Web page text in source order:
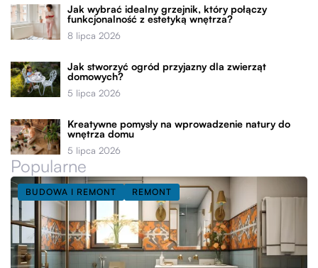
Jak wybrać idealny grzejnik, który połączy
funkcjonalność z estetyką wnętrza?
8 lipca 2026
Jak stworzyć ogród przyjazny dla zwierząt
domowych?
5 lipca 2026
Kreatywne pomysły na wprowadzenie natury do
wnętrza domu
5 lipca 2026
Popularne
BUDOWA I REMONT REMONT